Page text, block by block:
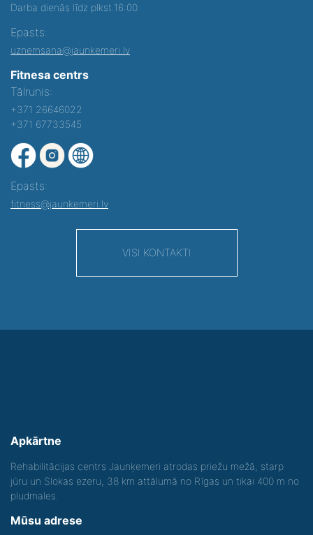
Darba dienās līdz plkst.16:00
Epasts:
uznemsana@jaunkemeri.lv
Fitnesa centrs
Tālrunis:
+371 26646022
+371 67733545
Epasts:
fitness@jaunkemeri.lv
VISI KONTAKTI
Apkārtne
Rehabilitācijas centrs Jaunķemeri atrodas priežu mežā, starp
jūru un Slokas ezeru, 38 km attālumā no Rīgas un tikai 400 m no
pludmales.
Mūsu adrese